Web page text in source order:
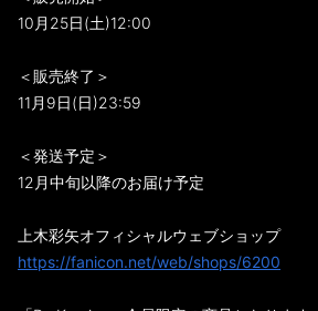
10月25日(土)12:00
＜販売終了＞
11月9日(日)23:59
＜発送予定＞
12月中旬以降のお届け予定
上木彩矢オフィシャルウェブショップ
https://fanicon.net/web/shops/6200